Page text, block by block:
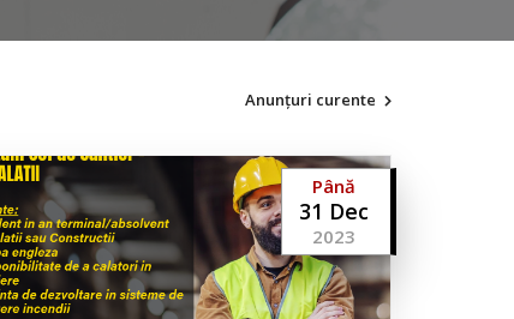
Anunțuri curente
Până
31 Dec
2023